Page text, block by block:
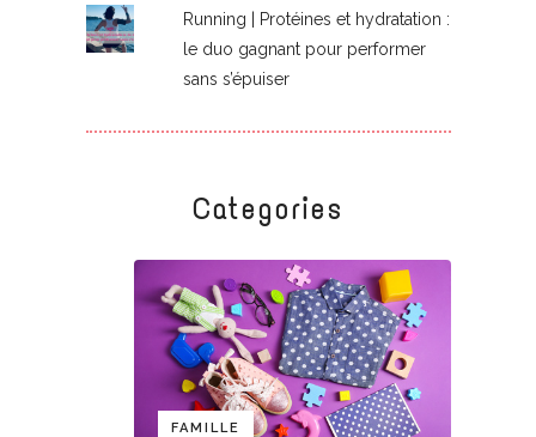
Running | Protéines et hydratation :
le duo gagnant pour performer
sans s’épuiser
Categories
FAMILLE